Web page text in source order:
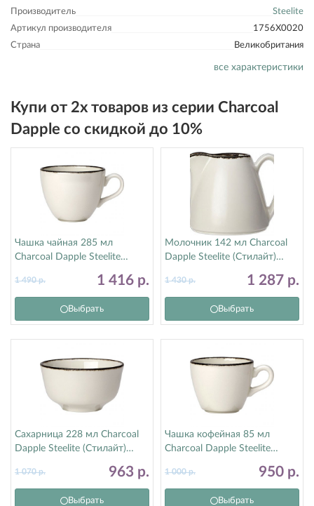
Производитель
Steelite
Артикул производителя
1756X0020
Страна
Великобритания
все характеристики
Купи от 2х товаров из серии Charcoal
Dapple со скидкой до 10%
Чашка чайная 285 мл
Charcoal Dapple Steelite
1 416 р.
1 490р.
Выбрать
Молочник 142 мл Charcoal
Dapple Steelite (Стилайт)
1 287 р.
1 430р.
Выбрать
Сахарница 228 мл Charcoal
Dapple Steelite (Стилайт)
963 р.
1 070р.
Выбрать
Чашка кофейная 85 мл
Charcoal Dapple Steelite
950 р.
1 000р.
Выбрать